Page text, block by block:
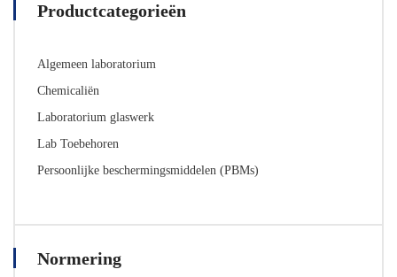
Productcategorieën
Algemeen laboratorium
Chemicaliën
Laboratorium glaswerk
Lab Toebehoren
Persoonlijke beschermingsmiddelen (PBMs)
Normering